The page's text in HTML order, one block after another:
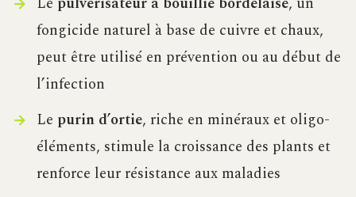
fongicide naturel à base de cuivre et chaux,
peut être utilisé en prévention ou au début de
l’infection
Le purin d’ortie, riche en minéraux et oligo-
éléments, stimule la croissance des plants et
renforce leur résistance aux maladies